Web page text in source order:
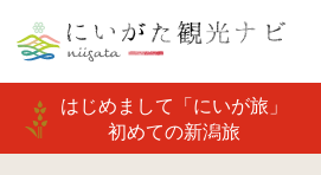
はじめまして「にいが旅」
初めての新潟旅